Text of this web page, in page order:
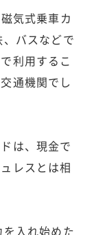
気式乗車カ
バスなどで
利用するこ
通機関でし
は、現金で
レスとは相
入れ始めた